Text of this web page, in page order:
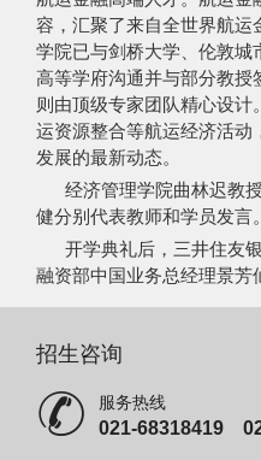
容，汇聚了来自全世界航运
学院已与剑桥大学、伦敦城
高等学府沟通并与部分教授
则由顶级专家团队精心设计
运资源整合等航运经济活动
发展的最新动态。
经济管理学院曲林迟教授
健分别代表教师和学员发言。
开学典礼后，三井住友银
融资部中国业务总经理景芳
招生咨询
服务热线
021-68318419